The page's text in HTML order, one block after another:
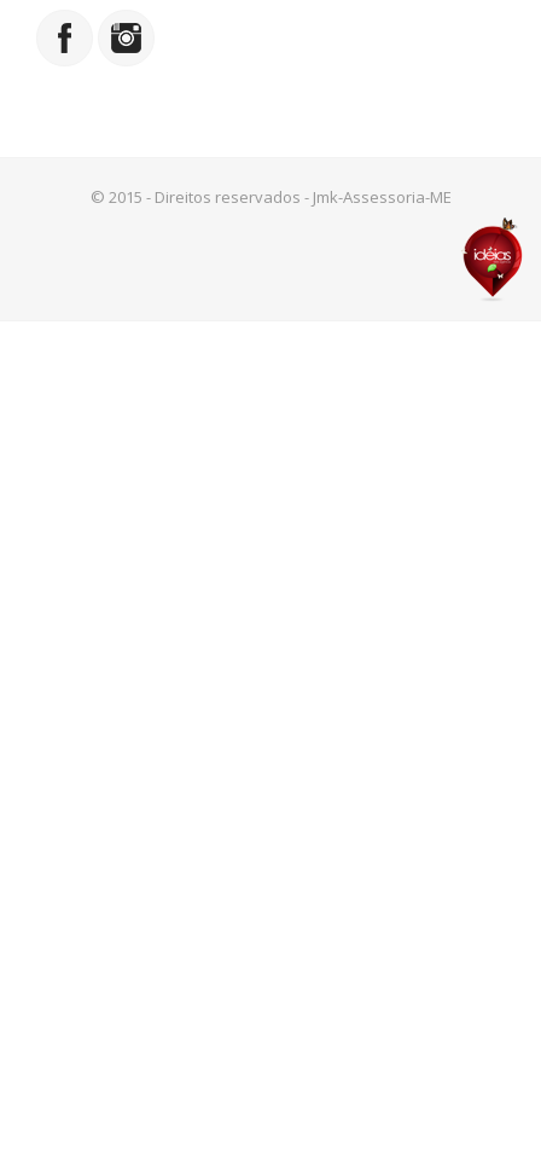
© 2015 - Direitos reservados - Jmk-Assessoria-ME